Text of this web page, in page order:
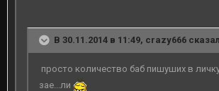
В 30.11.2014 в 11:49, crazy666
просто количество баб пишуших в
зае...ли